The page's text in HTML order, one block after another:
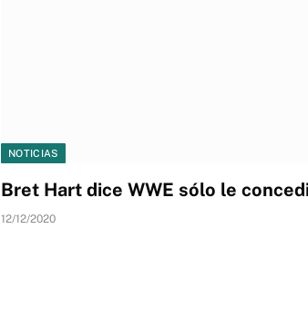
NOTICIAS
Bret Hart dice WWE sólo le
12/12/2020